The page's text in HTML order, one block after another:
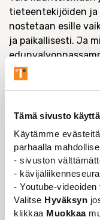
Tämä sivusto
Käytämme
parhaalla
- sivuston
-
- Youtube-
Valitse Hyväksyn
klikkaa Muokkaa
tieteentekijöiden ja
nostetaan esille
ja paikallisesti. Ja
Tule kertomaan
koskien.
12.00 mennessä
välitetään
Vinkkaa
kiinnostuneelle